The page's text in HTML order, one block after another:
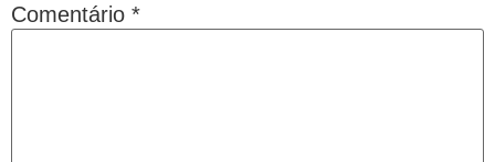
Comentário *